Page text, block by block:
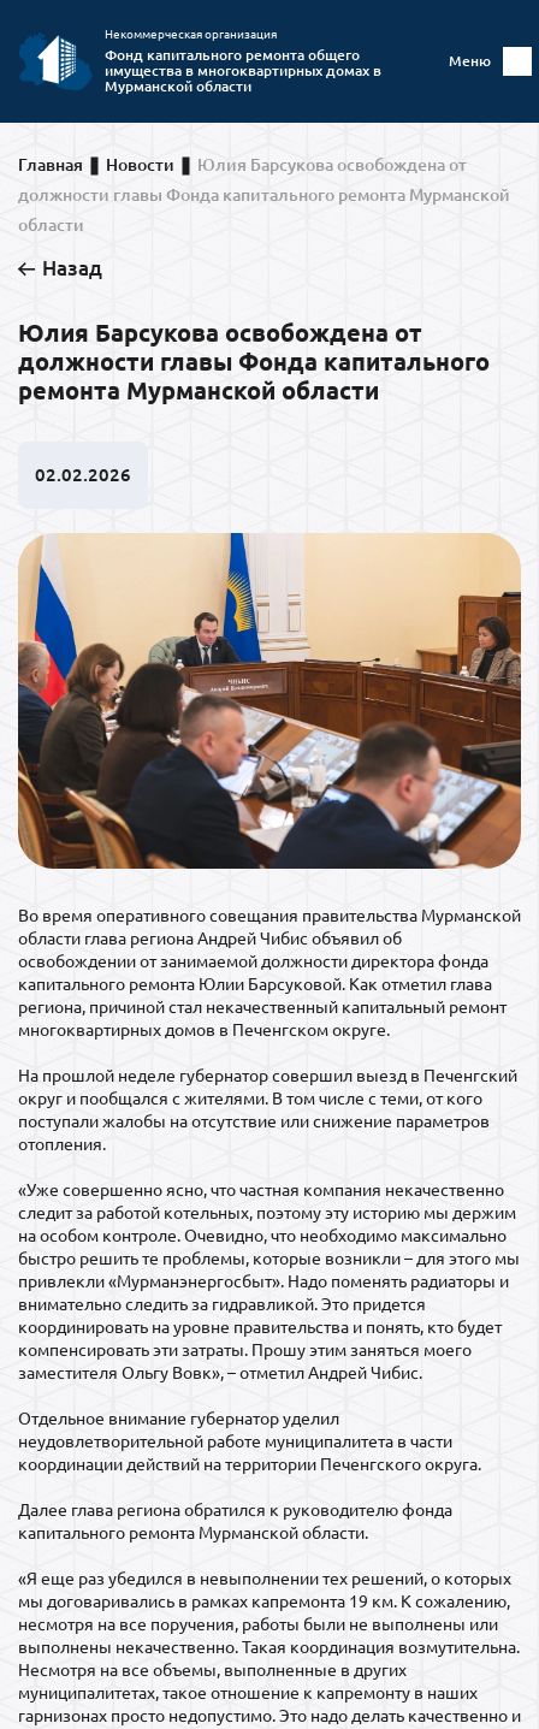
Некоммерческая организация
Фонд капитального ремонта общего
имущества в многоквартирных домах в
Мурманской области
Меню
Главная Новости
Юлия Барсукова освобождена от
должности главы Фонда капитального ремонта Мурманской
области
Назад
Юлия Барсукова освобождена от
должности главы Фонда капитального
ремонта Мурманской области
02.02.2026
Во время оперативного совещания правительства Мурманской
области глава региона Андрей Чибис объявил об
освобождении от занимаемой должности директора фонда
капитального ремонта Юлии Барсуковой. Как отметил глава
региона, причиной стал некачественный капитальный ремонт
многоквартирных домов в Печенгском округе.
На прошлой неделе губернатор совершил выезд в Печенгский
округ и пообщался с жителями. В том числе с теми, от кого
поступали жалобы на отсутствие или снижение параметров
отопления.
«Уже совершенно ясно, что частная компания некачественно
следит за работой котельных, поэтому эту историю мы держим
на особом контроле. Очевидно, что необходимо максимально
быстро решить те проблемы, которые возникли – для этого мы
привлекли «Мурманэнергосбыт». Надо поменять радиаторы и
внимательно следить за гидравликой. Это придется
координировать на уровне правительства и понять, кто будет
компенсировать эти затраты. Прошу этим заняться моего
заместителя Ольгу Вовк», – отметил Андрей Чибис.
Отдельное внимание губернатор уделил
неудовлетворительной работе муниципалитета в части
координации действий на территории Печенгского округа.
Далее глава региона обратился к руководителю фонда
капитального ремонта Мурманской области.
«Я еще раз убедился в невыполнении тех решений, о которых
мы договаривались в рамках капремонта 19 км. К сожалению,
несмотря на все поручения, работы были не выполнены или
выполнены некачественно. Такая координация возмутительна.
Несмотря на все объемы, выполненные в других
муниципалитетах, такое отношение к капремонту в наших
гарнизонах просто недопустимо. Это надо делать качественно и